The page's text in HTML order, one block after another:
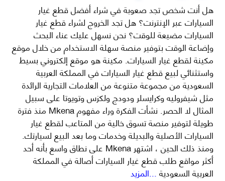
هل أنت شخص تجد صعوبة في شراء أفضل قطع غيار
السيارات عبر الإنترنت؟ هل تجد الخروج لشراء قطع غيار
السيارات مضيعة للوقت؟ نحن نسهل عليك عناء البحث
وإضاعة الوقت بتوفير منصة سهلة الاستخدام من خلال موقع
مكينة لقطع غيار السيارات. مكينة هو موقع إلكتروني بسيط
واستثنائي لبيع قطع غيار السيارات في المملكة العربية
السعودية من مجموعة متنوعة من العلامات التجارية الرائدة
مثل شيفروليه وكرايسلر ودودج ولكزس وتويوتا على سبيل
المثال لا الحصر. نشأت الفكرة وراء مفهوم Mkena منذ فترة
طويلة لتوفير منصة تسوق خالية من المتاعب لقطع غيار
السيارات الأصلية والبديلة وخدمات وما بعد البيع لسيارتك.
ومنذ ذلك الحين ، اشتهر Mkena على نطاق واسع بأنه أحد
أكثر مواقع طلب قطع غيار السيارات أصالة في المملكة
العربية السعودية...المزيد